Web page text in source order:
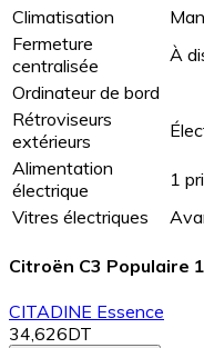
Climatisation
Fermeture
centralisée
À
Ordinateur de bord
Rétroviseurs
extérieurs
Alimentation
électrique
1
Vitres électriques
Citroën C3 Populaire
CITADINE Essence
34,626DT